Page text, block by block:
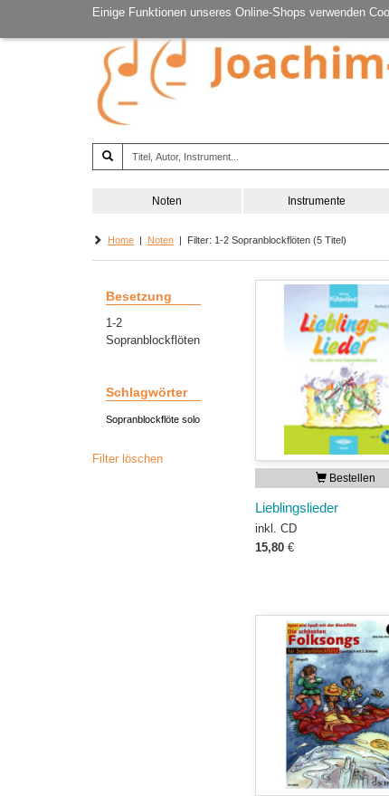
Einige Funktionen unseres Online-Shops verwenden
Noten Instrumente
Home | Noten | Filter: 1-2 Sopranblockflöten (5 Titel)
Besetzung
1-2
Sopranblockflöten
Schlagwörter
Sopranblockflöte solo
Filter löschen
Bestellen
Lieblingslieder
inkl. CD
15,80 €